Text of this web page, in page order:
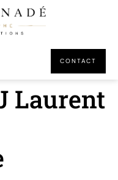
CONTACT
Laurent